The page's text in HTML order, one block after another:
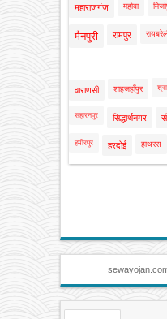
महाराजगंज महोबा
मैनपुरी रामपुर
वाराणसी शाहजहाँपुर
सहारनपुर सिद्धार्थनगर
हमीरपुर हरदोई हाथरस